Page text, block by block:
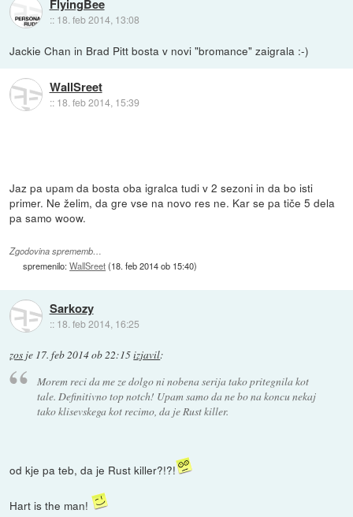
FlyingBee
:: 18. feb 2014, 13:08
Jackie Chan in Brad Pitt bosta v novi "bromance" zaigrala :-)
WallSreet
:: 18. feb 2014, 15:39
Jaz pa upam da bosta oba igralca tudi v 2 sezoni in da bo isti
primer. Ne želim, da gre vse na novo res ne. Kar se pa tiče 5 dela
pa samo woow.
Zgodovina sprememb…
spremenilo:WallSreet(18. feb 2014 ob 15:40)
Sarkozy
:: 18. feb 2014, 16:25
zos je 17. feb 2014 ob 22:15izjavil:
Morem reci da me ze dolgo ni nobena serija tako pritegnila kot
tale. Definitivno top notch! Upam samo da ne bo na koncu nekaj
tako klisevskega kot recimo, da je Rust killer.
od kje pa teb, da je Rust killer?!?!
Hart is the man!